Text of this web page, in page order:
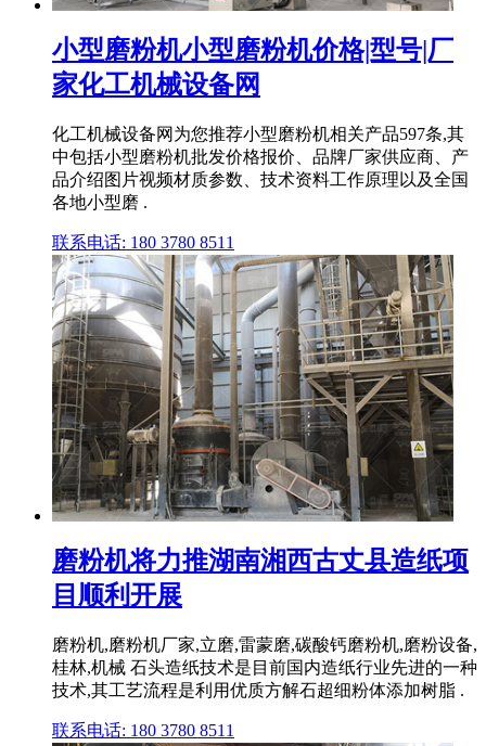
小型磨粉机小型磨粉机价格|型号|厂
家化工机械设备网
化工机械设备网为您推荐小型磨粉机相关产品597条,其
中包括小型磨粉机批发价格报价、品牌厂家供应商、产
品介绍图片视频材质参数、技术资料工作原理以及全国
各地小型磨 .
联系电话: 180 3780 8511
磨粉机将力推湖南湘西古丈县造纸项
目顺利开展
磨粉机,磨粉机厂家,立磨,雷蒙磨,碳酸钙磨粉机,磨粉设备,
桂林,机械 石头造纸技术是目前国内造纸行业先进的一种
技术,其工艺流程是利用优质方解石超细粉体添加树脂 .
联系电话: 180 3780 8511